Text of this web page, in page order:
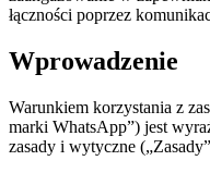
łączności poprzez
Wprowadzenie
Warunkiem korzystania z
marki WhatsApp”) jest
zasady i wytyczne